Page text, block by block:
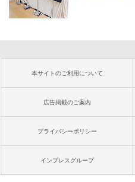
本サイトのご利用について
広告掲載のご案内
プライバシーポリシー
インプレスグループ